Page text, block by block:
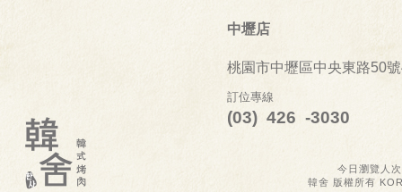
中壢店
桃園市中壢區中央東路50
訂位專線
(03) 426 -3030
今日瀏覽人
韓舍 版權所有